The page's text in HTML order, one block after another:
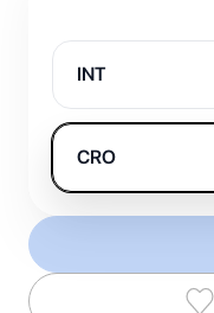
INT
CRO